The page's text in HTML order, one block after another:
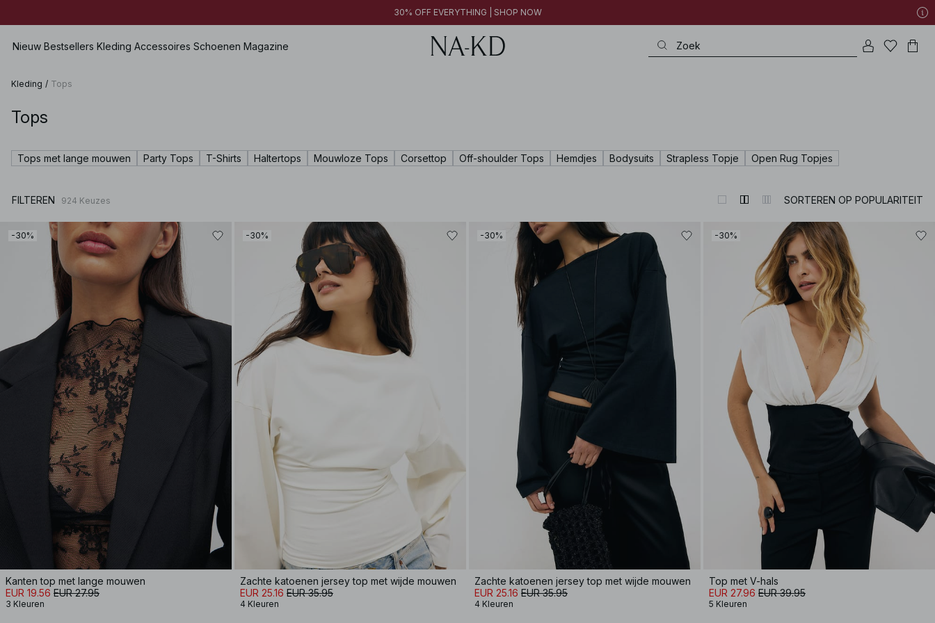
30% OFF EVERYTHING | SHOP NOW
Nieuw Bestsellers Kleding Accessoires Schoenen Magazine
Alles bekijken
Tops
Overhemden & Blouses
Jassen & Jacks
Lingerie
Binnenkort beschikbaar
Speciale prijzen
Alles bekijken
Sieraden
Riemen
Hoeden & Petten
Haaraccessoires
Handschoenen
Alles bekijken
Hakken
Boots
Kleding / Tops
Tops
Tops met lange mouwen Party Tops T-Shirts Haltertops Mouwloze Tops Corsettop Off-shoulder Tops Hemdjes Bodysuits Strapless Topje Open Rug Topjes
FILTEREN 924 Keuzes SORTEREN OP POPULARITEIT
-30%
Kanten top met lange mouwen
EUR 19.56 EUR 27.95
3 Kleuren
-30%
Zachte katoenen jersey top met wijde mouwen
EUR 25.16 EUR 35.95
4 Kleuren
-30%
Zachte katoenen jersey top met wijde mouwen
EUR 25.16 EUR 35.95
4 Kleuren
-30%
Top met V-hals
EUR 27.96 EUR 39.95
5 Kleuren